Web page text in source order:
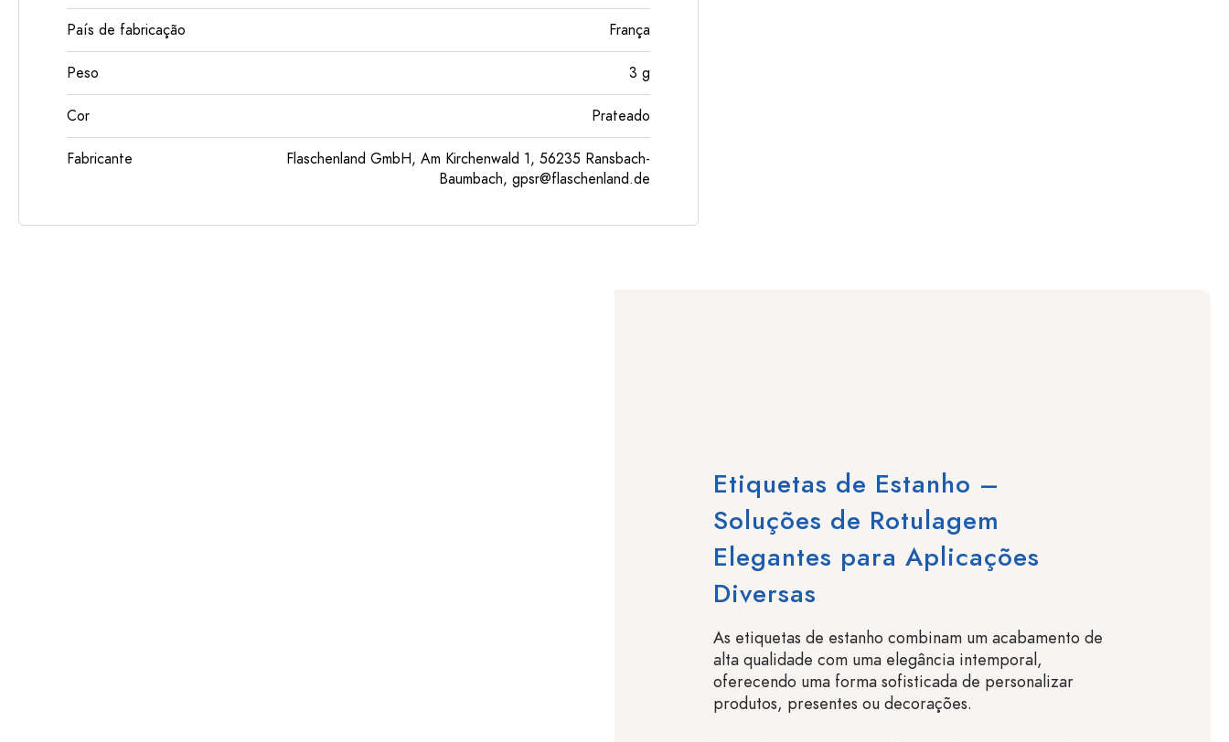
País de fabricação França
Peso 3 g
Cor Prateado
Fabricante
Flaschenland GmbH, Am Kirchenwald 1, 56235 Ransbach-
Baumbach, gpsr@flaschenland.de
Etiquetas de Estanho –
Soluções de Rotulagem
Elegantes para Aplicações
Diversas
As etiquetas de estanho combinam um acabamento de
alta qualidade com uma elegância intemporal,
oferecendo uma forma sofisticada de personalizar
produtos, presentes ou decorações.